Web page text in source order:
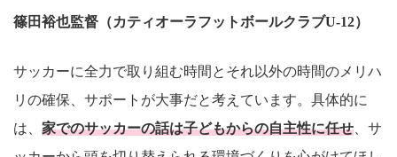
篠田裕也監督（カティオーラフットボールクラブU-12）
サッカーに全力で取り組む時間とそれ以外の時間のメリハ
リの確保、サポートが大事だと考えています。具体的に
は、 家でのサッカーの話は子どもからの自主性に任せ 、サ